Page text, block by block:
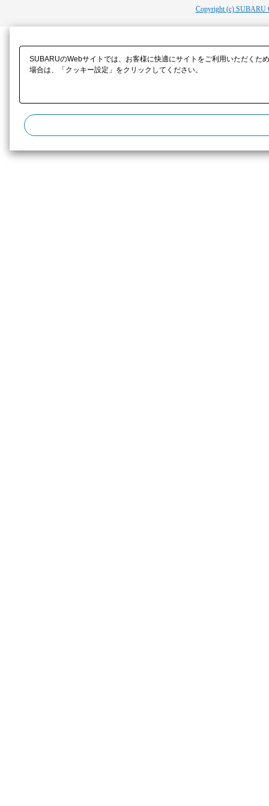
Copyright (c) SUBARU
SUBARUのWebサイトでは、お客様に快適にサイトをご利用いただく
場合は、「クッキー設定」をクリックしてください。​